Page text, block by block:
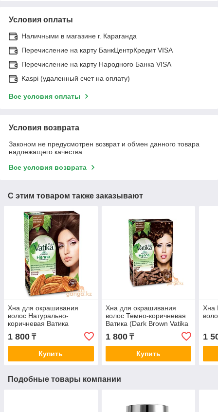
Условия оплаты
Наличными в магазине г. Караганда
Перечисление на карту БанкЦентрКредит VISA
Перечисление на карту Народного Банка VISA
Kaspi (удаленный счет на оплату)
Все условия оплаты
Условия возврата
Законом не предусмотрен возврат и обмен данного товара
надлежащего качества
Все условия возврата
С этим товаром также заказывают
Хна для окрашивания
волос Натурально-
коричневая Ватика
(Natural Brown Vatika
DABUR), 6 шт
1 800 ₸
Купить
Хна для окрашивания
волос Темно-коричневая
Ватика (Dark Brown Vatika
DABUR), 6 шт*10 гр
1 800₸
Купить
Хна
1
Подобные товары компании